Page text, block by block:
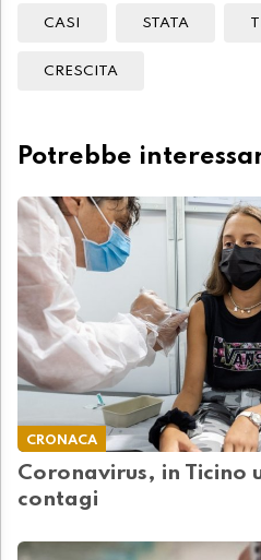
CASI STATA
CRESCITA
Potrebbe
CRONACA
Coronavirus, in Ticino
contagi